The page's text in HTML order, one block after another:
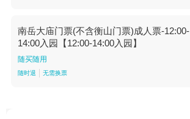
南岳大庙门票(不含衡山门票)成人票-12:00-
14:00入园【12:00-14:00入园】
随买随用
随时退 无需换票